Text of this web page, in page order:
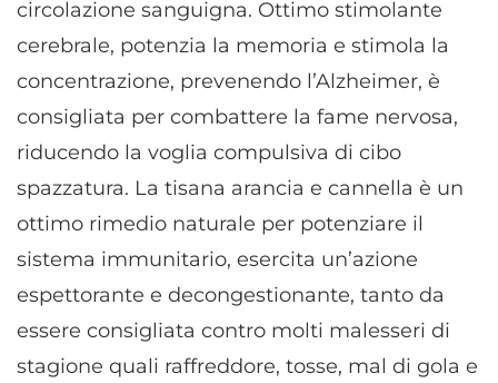
circolazione sanguigna. Ottimo stimolante
cerebrale, potenzia la memoria e stimola la
concentrazione, prevenendo l’Alzheimer, è
consigliata per combattere la fame nervosa,
riducendo la voglia compulsiva di cibo
spazzatura. La tisana arancia e cannella è un
ottimo rimedio naturale per potenziare il
sistema immunitario, esercita un’azione
espettorante e decongestionante, tanto da
essere consigliata contro molti malesseri di
stagione quali raffreddore, tosse, mal di gola e